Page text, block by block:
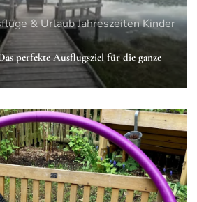
& UrlaubJahreszeitenKinder
perfekte Ausflugsziel für die ganze